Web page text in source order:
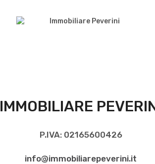
IMMOBILIARE
P.IVA: 02165600426
info@immobiliarepeverini.it